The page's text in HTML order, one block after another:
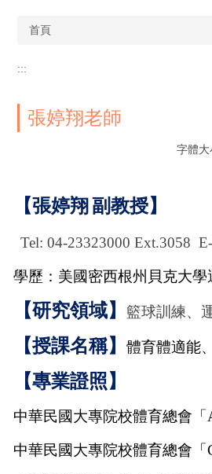
首頁
:::
張婷翔老師
字體
【張婷翔 副教授】
Tel: 04-23323000 Ext.3058
學歷：美國密西根州貝克大
【研究領域】 籃球訓練、
【授課名稱】 體育體適能
【專業證照】
中華民國大專院校體育總會「
中華民國大專院校體育總會「